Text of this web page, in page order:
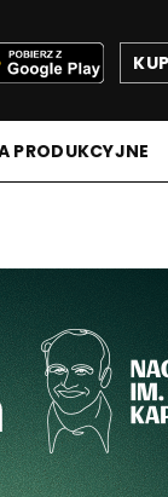
PRODUKCYJNE